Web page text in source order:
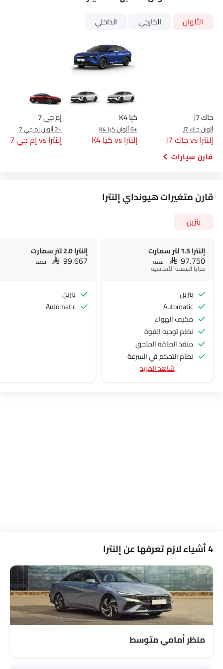
الألوان الخارجي الداخلي
جاك J7
ألوان جاك J7
إلنترا vs جاك J7
كيا K4
+6 ألوان كيا K4
إلنترا vs كيا K4
إم جي 7
+2 ألوان إم جي 7
إلنترا vs إم جي 7
قارن سيارات
قارن متغيرات هيونداي إلنترا
بنزين
إلنترا 1.5 لتر سمارت
SAR 97,750 سعر
مزايا النسخة الأساسية
بنزين
Automatic
مكيف الهواء
نظام توجيه القوة
منفذ الطاقة الملحق
نظام التحكم في السرعة
عجلة قيادة متعددة الوظائف
نظام منع انغلاق المكابح
قفل مركزي
وسادة هوائية للسائق
وسادة هوائية للركاب
أحزمة المقاعد الخلفية
أحزمة المقاعد الأمامية القابلة للتعديل في الارتفاع
تحذير حزام المقعد
مرآة الرؤية الخلفية ليلا ونهارا
شاهد المزيد
إلنترا 2.0 لتر سمارت
SAR 99,667 سعر
بنزين
Automatic
4 أشياء لازم تعرفها عن إلنترا
منظر أمامي متوسطLink Your Facebook Account